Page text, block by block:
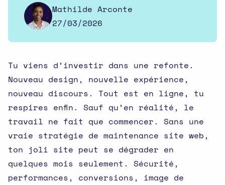
Mathilde Arconte
27/03/2026
Tu viens d’investir dans une refonte.
Nouveau design, nouvelle expérience,
nouveau discours. Tout est en ligne, tu
respires enfin. Sauf qu’en réalité, le
travail ne fait que commencer. Sans une
vraie stratégie de maintenance site web,
ton joli site peut se dégrader en
quelques mois seulement. Sécurité,
performances, conversions, image de